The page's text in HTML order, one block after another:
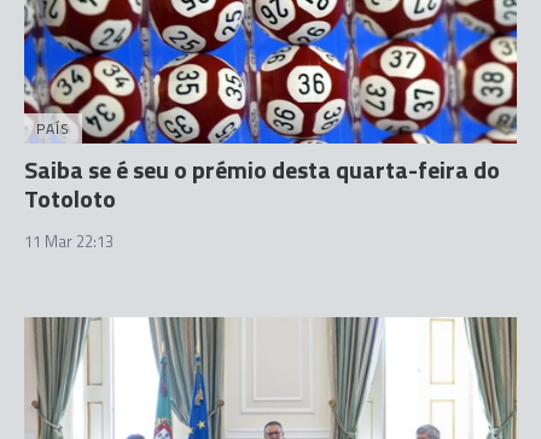
PAÍS
Saiba se é seu o prémio desta quarta-feira do
Totoloto
11 Mar 22:13